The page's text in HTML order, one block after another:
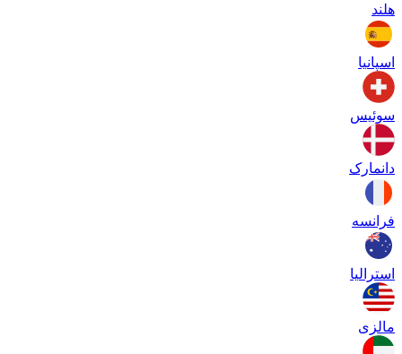
هلند
اسپانیا
سوئیس
دانمارک
فرانسه
استرالیا
مالزی